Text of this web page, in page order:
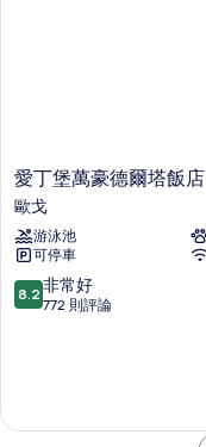
愛
丁
堡
萬
豪
德
爾
愛丁堡萬豪德爾塔飯店
歐戈
游泳池
可停車
8.2
分，
常
8.2 非常好
772 則評論